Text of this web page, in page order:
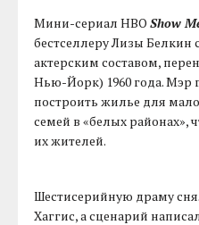
Мини-сериал HBOShow
бестселлеру Лизы
актерским составом,
Нью-Йорк) 1960 года. Мэр
построить жилье для
семей в «белых районах»,
их жителей.
Шестисерийную драму
Хаггис, а сценарий